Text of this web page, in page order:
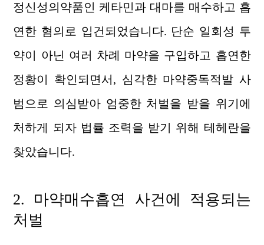
정신성의약품인 케타민과 대마를 매수하고 흡
연한 혐의로 입건되었습니다. 단순 일회성 투
약이 아닌 여러 차례 마약을 구입하고 흡연한
정황이 확인되면서, 심각한 마약중독적발 사
범으로 의심받아 엄중한 처벌을 받을 위기에
처하게 되자 법률 조력을 받기 위해 테헤란을
찾았습니다.
2. 마약매수흡연 사건에 적용되는
처벌